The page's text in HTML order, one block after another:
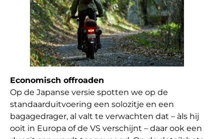
Economisch offroaden
Op de Japanse versie spotten we op de
standaarduitvoering een solozitje en een
bagagedrager, al valt te verwachten dat – àls hij
ooit in Europa of de VS verschijnt – daar ook een